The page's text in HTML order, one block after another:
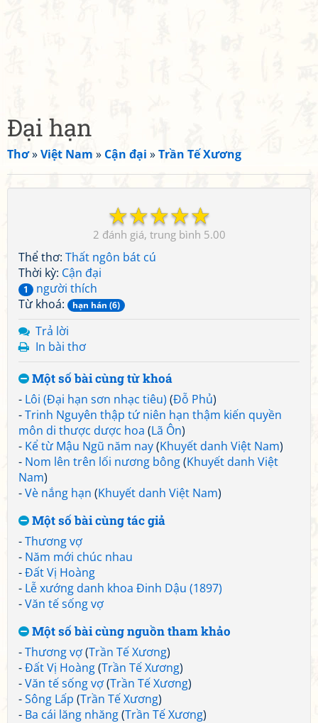
Đại hạn
Thơ»Việt Nam » Cận đại »Trần Tế Xương
☆
☆
☆
☆
☆
2 5.00
Thể thơ: Thất ngôn bát cú
Thời kỳ: Cận đại
1
người thích
Từ khoá:
hạn hán (6)
Trả lời
In bài thơ
Một số bài cùng từ khoá
- Lôi (Đại hạn sơn nhạc tiêu) (Đỗ Phủ)
-Trinh Nguyên thập tứ niên hạn thậm kiến quyền
môn di thược dược hoa (Lã Ôn)
- Kể từ Mậu Ngũ năm nay(Khuyết danh Việt Nam)
- Nom lên trên lối nương bông(Khuyết danh Việt
Nam)
-Vè nắng hạn (Khuyết danh Việt Nam)
Một số bài cùng tác giả
-Thương vợ
- Năm mới chúc nhau
-Đất Vị Hoàng
- Lễ xướng danh khoa Đinh Dậu (1897)
-Văn tế sống vợ
Một số bài cùng nguồn tham khảo
-Thương vợ(Trần Tế Xương)
-Đất Vị Hoàng(Trần Tế Xương)
-Văn tế sống vợ(Trần Tế Xương)
-Sông Lấp (Trần Tế Xương)
- Ba cái lăng nhăng(Trần Tế Xương)